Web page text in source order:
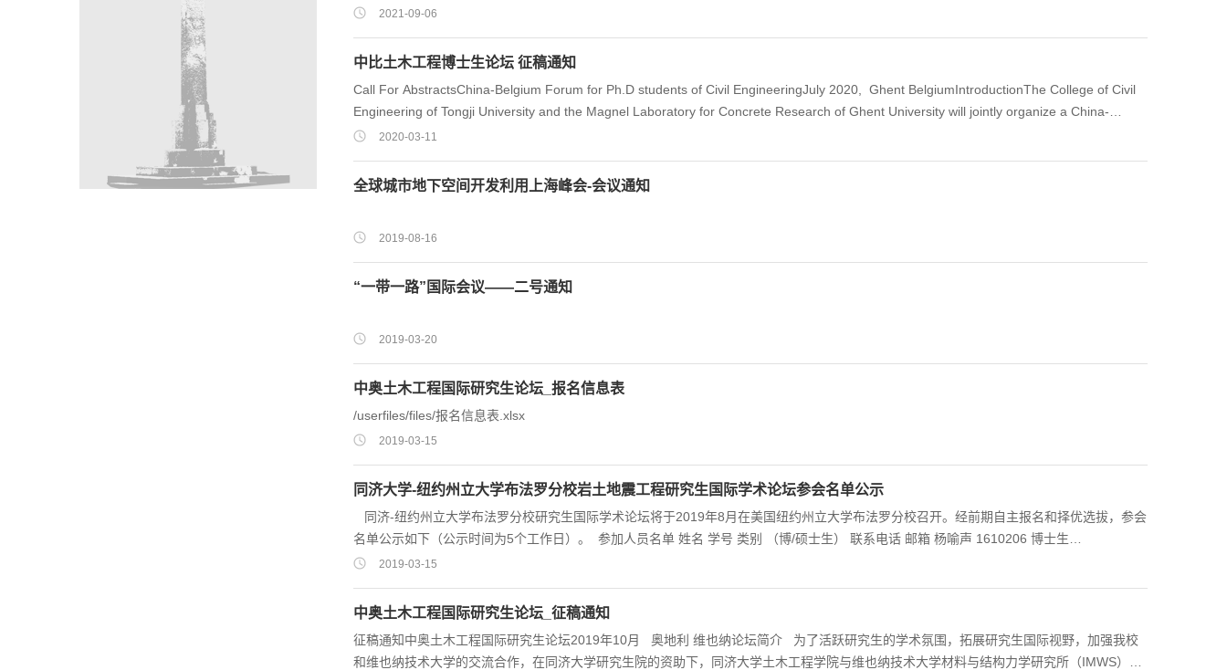
究基本分为两个方向。研究方向一：攻关数字驱动算法和工作流程的研发，以实现油气、地热开发以及二氧化碳地质埋存等地下工程过程的高
分流体流动传输，以及其与热传导和岩石力学的耦合过程模拟。目前，本课题组计划招收背景合适的博士后研究员从事以上两个研究方向的研
对多孔介质多相流动的基本知识； 熟悉掌握编...
2021-09-06
中比土木工程博士生论坛 征稿通知
Call For AbstractsChina-Belgium Forum for Ph.D students of Civil EngineeringJuly 2020, Ghent BelgiumIntroductionThe College of Civil
Engineering of Tongji University and the Magnel Laboratory for Concrete Research of Ghent University will jointly organize a China-
Belgium Forum for Ph.D students of Civil Engineering in July 2020, at Ghent Belgium, financially supported by the Graduate School of
and to enhance the existing cooperation between Tongji University and Ghent University. The activities of this event include lectures,
2020-03-11
全球城市地下空间开发利用上海峰会-会议通知
2019-08-16
“一带一路”国际会议——二号通知
2019-03-20
中奥土木工程国际研究生论坛_报名信息表
/userfiles/files/报名信息表.xlsx
2019-03-15
同济大学-纽约州立大学布法罗分校岩土地震工程研究生国际学术论坛参会名单公示
同济-纽约州立大学布法罗分校研究生国际学术论坛将于2019年8月在美国纽约州立大学布法罗分校召开。经前期自主报名和择优选拔，参会
名单公示如下（公示时间为5个工作日）。 参加人员名单 姓名 学号 类别 （博/硕士生） 联系电话 邮箱 杨喻声 1610206 博士生
15692136558 ysyang@tongji.edu.cn 葛一荀 1710748 博士生 17621622013 ceyxunge@tongji.edu.cn 梁轩 1710184 博士生 18721956212
yuxuanyuan1125@163.com 左康乐 ...
2019-03-15
中奥土木工程国际研究生论坛_征稿通知
征稿通知中奥土木工程国际研究生论坛2019年10月 奥地利 维也纳论坛简介 为了活跃研究生的学术氛围，拓展研究生国际视野，加强我校
和维也纳技术大学的交流合作，在同济大学研究生院的资助下，同济大学土木工程学院与维也纳技术大学材料与结构力学研究所（IMWS）将